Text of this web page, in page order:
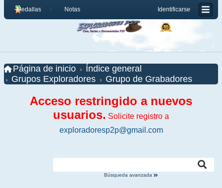
Identificarse
Medallas Notas
Página de inicio
Índice general
Grupos Exploradores
Grupo de Grabadores
Acceso restringido a nuevos
usuarios. Solicite registro a
exploradoresp2p@gmail.com
Búsqueda avanzada